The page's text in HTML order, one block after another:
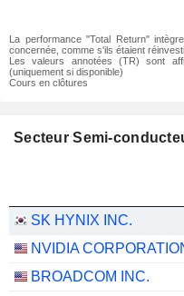
La performance "Total Return"
concernée, comme s'ils étaient
Les valeurs annotées (TR) sont
(uniquement si disponible)
Cours en clôtures
Secteur Semi-
SK HYNIX INC.
NVIDIA
BROADCOM INC.